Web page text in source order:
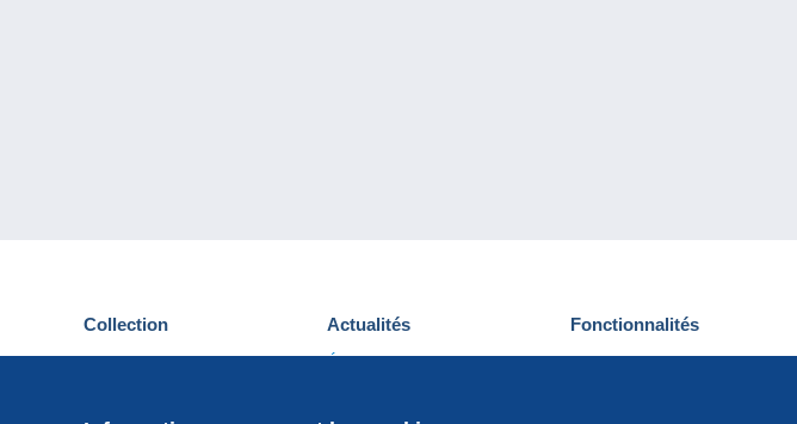
Collection
Cartes postales
Actualités
Événements Delcampe
Fonctionnalités
Nouveautés